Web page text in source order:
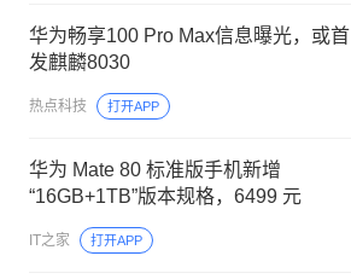
华为畅享100 Pro Max信息曝光，或首
发麒麟8030
热点科技 打开APP
华为 Mate 80 标准版手机新增
“16GB+1TB”版本规格，6499 元
IT之家 打开APP